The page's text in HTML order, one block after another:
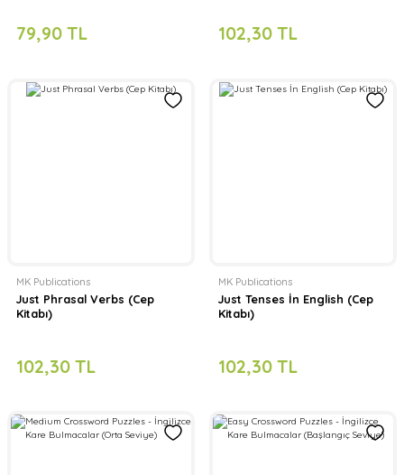
79,90 TL 102,30 TL
MK Publications
Just Phrasal Verbs (Cep
Kitabı)
102,30 TL
MK Publications
Just Tenses İn English (Cep
Kitabı)
102,30 TL